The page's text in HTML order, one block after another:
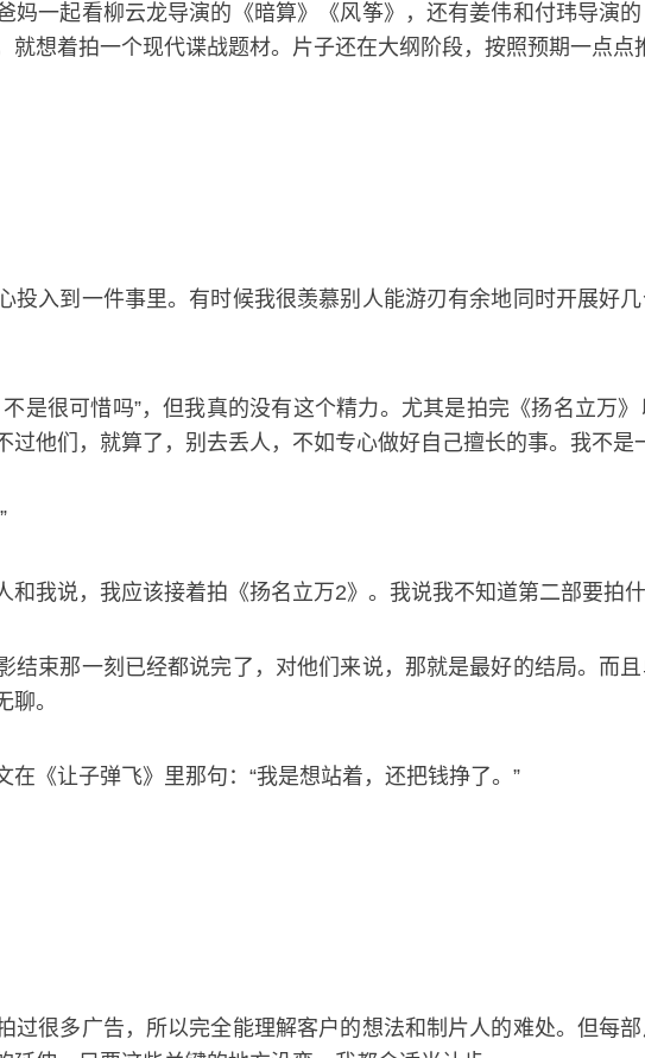
妈一起看柳云龙导演的《暗算》《风筝》，还有姜伟和付玮导演
就想着拍一个现代谍战题材。片子还在大纲阶段，按照预期一点点
投入到一件事里。有时候我很羡慕别人能游刃有余地同时开展好
是很可惜吗”，但我真的没有这个精力。尤其是拍完《扬名立万
过他们，就算了，别去丢人，不如专心做好自己擅长的事。我不是
和我说，我应该接着拍《扬名立万2》。我说我不知道第二部要拍
结束那一刻已经都说完了，对他们来说，那就是最好的结局。而
聊。
《让子弹飞》里那句：“我是想站着，还把钱挣了。”
过很多广告，所以完全能理解客户的想法和制片人的难处。但每